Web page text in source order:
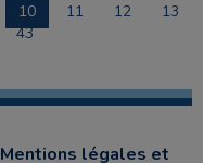
10 11 12
13
43
Mentions légales et